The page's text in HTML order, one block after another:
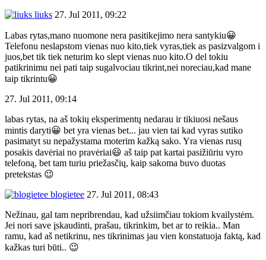
liuks 27. Jul 2011, 09:22
Labas rytas,mano nuomone nera pasitikejimo nera santykiu😀
Telefonu neslapstom vienas nuo kito,tiek vyras,tiek as pasizvalgom i
juos,bet tik tiek neturim ko slept vienas nuo kito.O del tokiu
patikrinimu nei pati taip sugalvociau tikrint,nei noreciau,kad mane
taip tikrintu😀
27. Jul 2011, 09:14
labas rytas, na aš tokių eksperimentų nedarau ir tikiuosi nešaus
mintis daryti😀 bet yra vienas bet... jau vien tai kad vyras sutiko
pasimatyt su nepažystama moterim kažką sako. Yra vienas rusų
posakis davėriai no pravėriai😃 aš taip pat kartai pasižiūriu vyro
telefoną, bet tam turiu priežasčių, kaip sakoma buvo duotas
pretekstas 😉
blogietee 27. Jul 2011, 08:43
Nežinau, gal tam nepribrendau, kad užsiimčiau tokiom kvailystėm.
Jei nori save įskaudinti, prašau, tikrinkim, bet ar to reikia.. Man
ramu, kad aš netikrinu, nes tikrinimas jau vien konstatuoja faktą, kad
kažkas turi būti.. 😉